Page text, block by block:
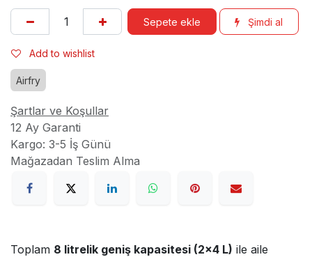
Sepete ekle Şimdi al
Add to wishlist
Airfry
Şartlar ve Koşullar
12 Ay Garanti
Kargo: 3-5 İş Günü
Mağazadan Teslim Alma
Toplam 8 litrelik geniş kapasitesi (2×4 L) ile aile